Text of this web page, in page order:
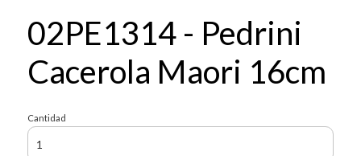
02PE1314 - Pedrini
Cacerola Maori 16cm
Cantidad